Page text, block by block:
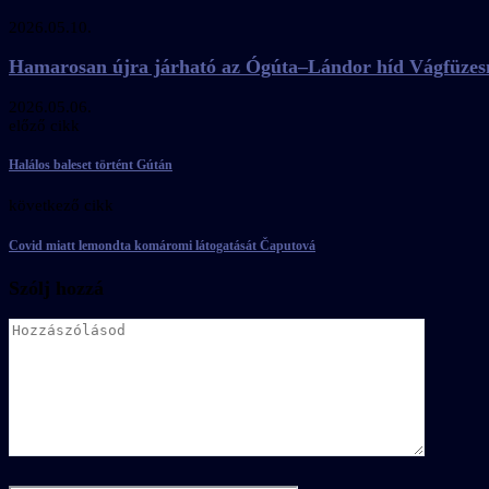
2026.05.10.
Hamarosan újra járható az Ógúta–Lándor híd
2026.05.06.
előző cikk
Halálos baleset történt Gútán
következő cikk
Covid miatt lemondta komáromi látogatását Čaputová
Szólj hozzá